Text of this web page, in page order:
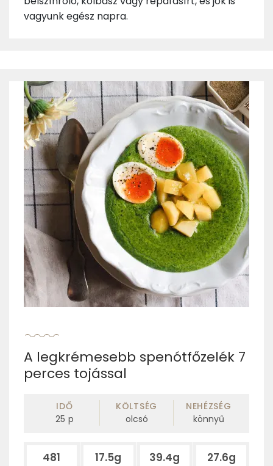
vagyunk egész napra.
A legkrémesebb spenótfőzelék 7
perces tojással
IDŐ
25 p
KÖLTSÉG
olcsó
NEHÉZSÉG
könnyű
481 17.5g 39.4g 27.6g